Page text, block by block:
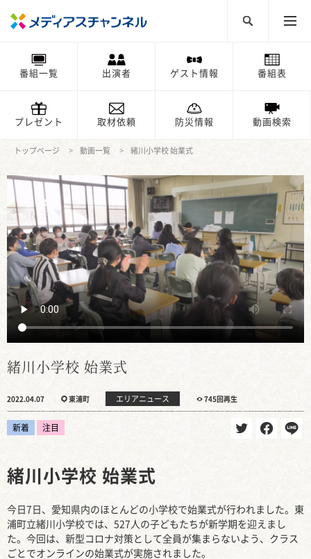
番組一覧 出演者 ゲスト情報 番組表
プレゼント 取材依頼 防災情報 動画検索
トップページ 動画一覧 緒川小学校 始業式
緒川小学校 始業式
2022.04.07 東浦町 エリアニュース 745回再生
新着 注目
緒川小学校 始業式
今日7日、愛知県内のほとんどの小学校で始業式が行われました。東
浦町立緒川小学校では、527人の子どもたちが新学期を迎えまし
た。今回は、新型コロナ対策として全員が集まらないよう、クラス
ごとでオンラインの始業式が実施されました。